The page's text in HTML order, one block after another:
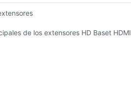
4K KVM se destaquen?
de los extensores HD Baset HDMI